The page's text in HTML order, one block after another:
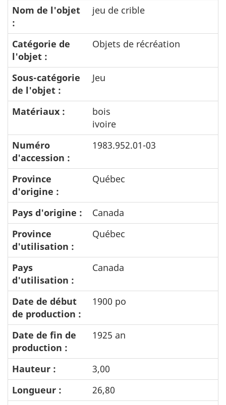
Nom de l'objet
:
jeu de crible
Catégorie de
l'objet :
Objets de récréation
Sous-catégorie
de l'objet :
Jeu
Matériaux :
bois
ivoire
Numéro
d'accession :
1983.952.01-03
Province
d'origine :
Québec
Pays d'origine :
Canada
Province
d'utilisation :
Québec
Pays
d'utilisation :
Canada
Date de début
de production :
1900 po
Date de fin de
production :
1925 an
Hauteur :
3,00
Longueur :
26,80